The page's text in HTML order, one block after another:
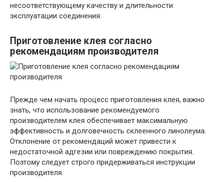
несоответствующему качеству и длительности
эксплуатации соединения.
Приготовление клея согласно
рекомендациям производителя
Прежде чем начать процесс приготовления клея, важно
знать, что использование рекомендуемого
производителем клея обеспечивает максимальную
эффективность и долговечность склеенного линолеума.
Отклонение от рекомендаций может привести к
недостаточной адгезии или повреждению покрытия.
Поэтому следует строго придерживаться инструкции
производителя.